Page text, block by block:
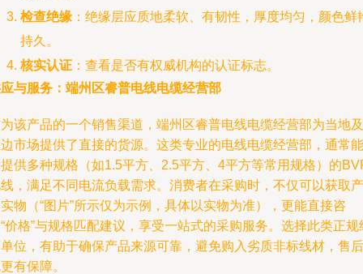
检查绝缘 ：绝缘层应质地柔软、有韧性，厚度均匀，颜色鲜
持久。
核实认证 ：查看是否有权威机构的认证标志。
与服务：端州区睿普电线电缆经营部
该产品的一个销售渠道，端州区睿普电线电缆经营部为当地及
市场提供了直接的货源。这类专业的电线电缆经营部，通常能
供多种规格（如1.5平方、2.5平方、4平方等常用规格）的
，满足不同电流负载需求。消费者在采购时，不仅可以获取产
物（“图片”所示仅为示例，具体以实物为准），更能直接咨
价格”与规格匹配建议，享受一站式的采购服务。选择此类正规
位，有助于确保产品来源可靠，避免购入劣质非标线材，售后
有保障。